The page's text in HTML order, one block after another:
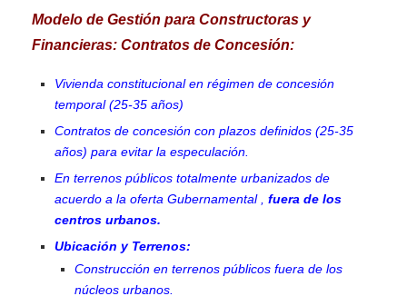
Modelo de Gestión para Constructoras y
Financieras: Contratos de Concesión:
Vivienda constitucional en régimen de concesión
temporal (25-35 años)
Contratos de concesión con plazos definidos (25-35
años) para evitar la especulación.
En terrenos públicos totalmente urbanizados de
acuerdo a la oferta Gubernamental , fuera de los
centros urbanos.
Ubicación y Terrenos:
Construcción en terrenos públicos fuera de los
núcleos urbanos.